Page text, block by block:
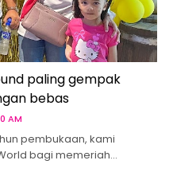
paling gempak
bebas
AM
pembukaan, kami
bagi memeriah…